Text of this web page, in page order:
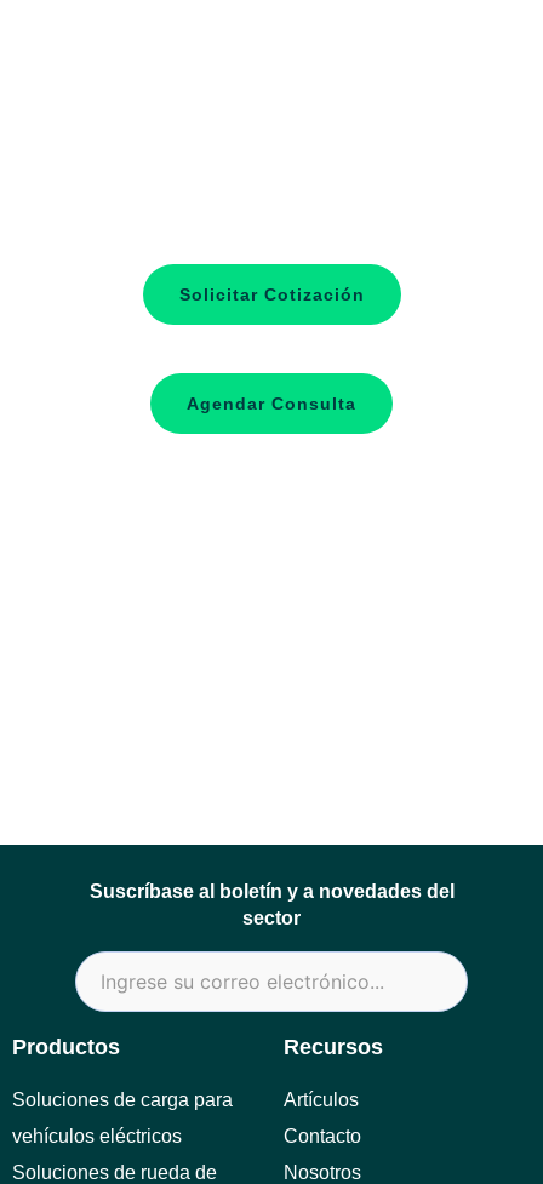
Solicitar Cotización
Agendar Consulta
Suscríbase al boletín y a novedades del
sector
Productos
Soluciones de carga para
vehículos eléctricos
Soluciones de rueda de
Recursos
Artículos
Contacto
Nosotros